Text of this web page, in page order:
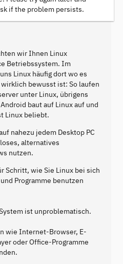
if the problem persists.
wir Ihnen Linux
Betriebssystem. Im
Linux häufig dort wo es
bewusst ist: So laufen
unter Linux, übrigens
baut auf Linux auf und
Linux beliebt.
nahezu jedem Desktop PC
alternatives
nutzen.
Schritt, wie Sie Linux bei sich
Programme benutzen
ist unproblematisch.
wie Internet-Browser, E-
oder Office-Programme